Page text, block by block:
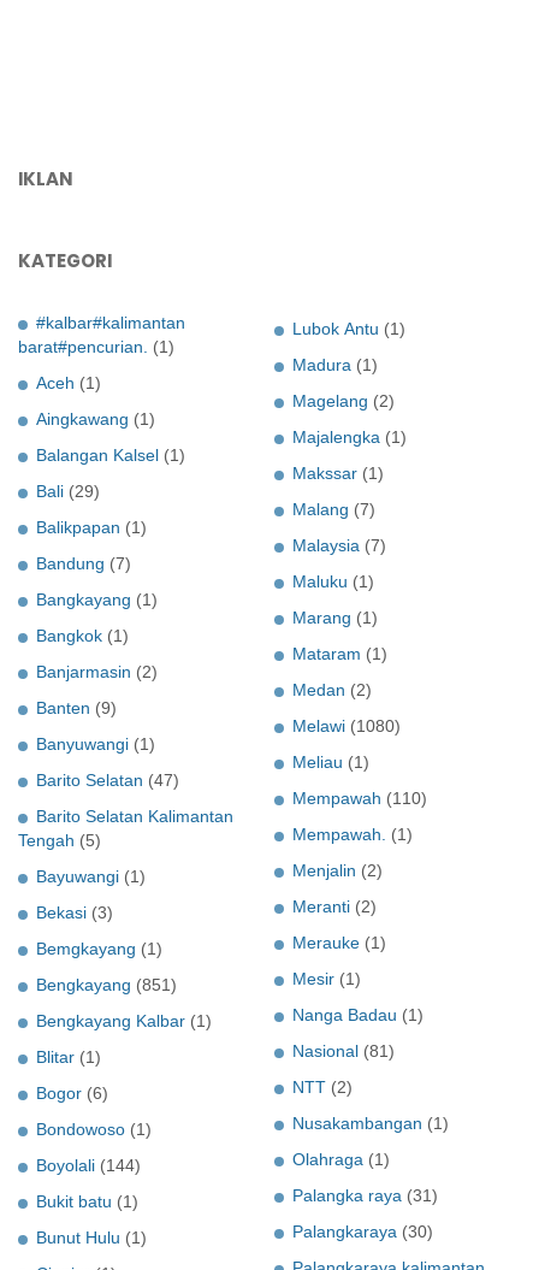
IKLAN
KATEGORI
#kalbar#kalimantan
barat#pencurian. (1)
Aceh (1)
Aingkawang (1)
Balangan Kalsel (1)
Bali (29)
Balikpapan (1)
Bandung (7)
Bangkayang (1)
Bangkok (1)
Banjarmasin (2)
Banten (9)
Banyuwangi (1)
Barito Selatan (47)
Barito Selatan Kalimantan
Tengah (5)
Bayuwangi (1)
Bekasi (3)
Bemgkayang (1)
Bengkayang (851)
Bengkayang Kalbar (1)
Blitar (1)
Bogor (6)
Bondowoso (1)
Boyolali (144)
Bukit batu (1)
Bunut Hulu (1)
Lubok Antu (1)
Madura (1)
Magelang (2)
Majalengka (1)
Makssar (1)
Malang (7)
Malaysia (7)
Maluku (1)
Marang (1)
Mataram (1)
Medan (2)
Melawi (1080)
Meliau (1)
Mempawah (110)
Mempawah. (1)
Menjalin (2)
Meranti (2)
Merauke (1)
Mesir (1)
Nanga Badau (1)
Nasional (81)
NTT (2)
Nusakambangan (1)
Olahraga (1)
Palangka raya (31)
Palangkaraya (30)